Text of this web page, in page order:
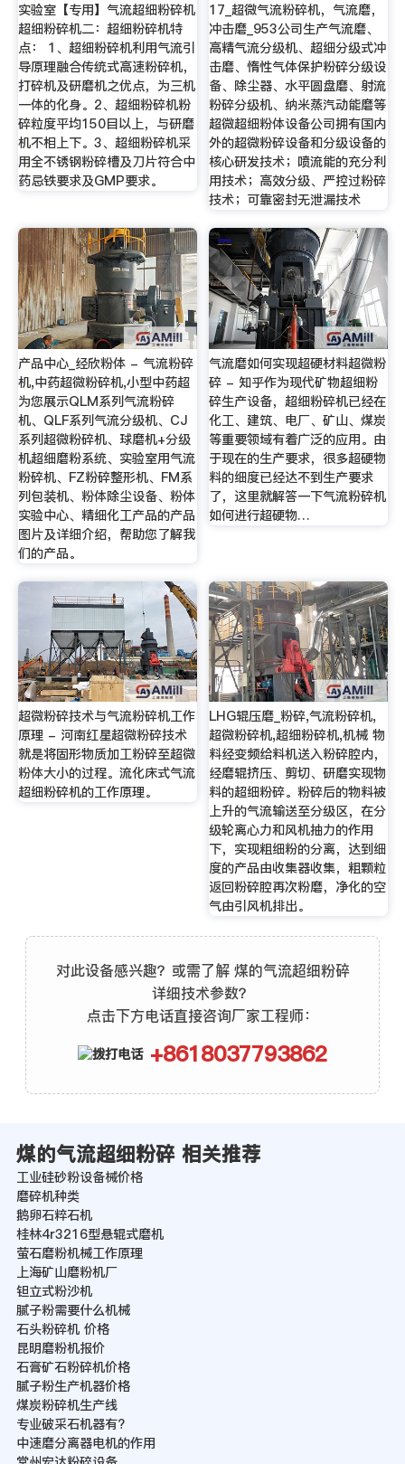
实验室【专用】气流超细粉碎机
超细粉碎机二：超细粉碎机特
点： 1、超细粉碎机利用气流引
导原理融合传统式高速粉碎机，
打碎机及研磨机之优点，为三机
一体的化身。2、超细粉碎机粉
碎粒度平均150目以上，与研磨
机不相上下。3、超细粉碎机采
用全不锈钢粉碎槽及刀片符合中
药忌铁要求及GMP要求。
17_超微气流粉碎机，气流磨，
冲击磨_953公司生产气流磨、
高精气流分级机、超细分级式冲
击磨、惰性气体保护粉碎分级设
备、除尘器、水平圆盘磨、射流
粉碎分级机、纳米蒸汽动能磨等
超微超细粉体设备公司拥有国内
外的超微粉碎设备和分级设备的
核心研发技术；喷流能的充分利
用技术；高效分级、严控过粉碎
技术；可靠密封无泄漏技术
产品中心_经欣粉体 - 气流粉碎
机,中药超微粉碎机,小型中药超
为您展示QLM系列气流粉碎
机、QLF系列气流分级机、CJ
系列超微粉碎机、球磨机+分级
机超细磨粉系统、实验室用气流
粉碎机、FZ粉碎整形机、FM系
列包装机、粉体除尘设备、粉体
实验中心、精细化工产品的产品
图片及详细介绍，帮助您了解我
们的产品。
气流磨如何实现超硬材料超微粉
碎 - 知乎作为现代矿物超细粉
碎生产设备，超细粉碎机已经在
化工、建筑、电厂、矿山、煤炭
等重要领域有着广泛的应用。由
于现在的生产要求，很多超硬物
料的细度已经达不到生产要求
了，这里就解答一下气流粉碎机
如何进行超硬物…
超微粉碎技术与气流粉碎机工作
原理 - 河南红星超微粉碎技术
就是将固形物质加工粉碎至超微
粉体大小的过程。流化床式气流
超细粉碎机的工作原理。
LHG辊压磨_粉碎,气流粉碎机,
超微粉碎机,超细粉碎机,机械 物
料经变频给料机送入粉碎腔内，
经磨辊挤压、剪切、研磨实现物
料的超细粉碎。粉碎后的物料被
上升的气流输送至分级区，在分
级轮离心力和风机抽力的作用
下，实现粗细粉的分离，达到细
度的产品由收集器收集，粗颗粒
返回粉碎腔再次粉磨，净化的空
气由引风机排出。
对此设备感兴趣？或需了解 煤的气流超细粉碎
详细技术参数？
点击下方电话直接咨询厂家工程师：
+8618037793862
煤的气流超细粉碎 相关推荐
工业硅砂粉设备械价格
磨碎机种类
鹅卵石粹石机
桂林4r3216型悬辊式磨机
萤石磨粉机械工作原理
上海矿山磨粉机厂
钽立式粉沙机
腻子粉需要什么机械
石头粉碎机 价格
昆明磨粉机报价
石膏矿石粉碎机价格
腻子粉生产机器价格
煤炭粉碎机生产线
专业破采石机器有?
中速磨分离器电机的作用